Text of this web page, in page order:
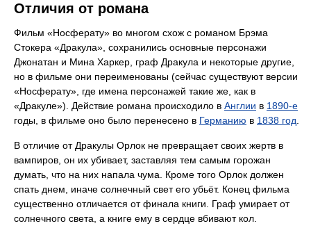
Отличия от романа
Фильм «Носферату» во многом схож с романом Брэма
Стокера «Дракула», сохранились основные персонажи
Джонатан и Мина Харкер, граф Дракула и некоторые другие,
но в фильме они переименованы (сейчас существуют версии
«Носферату», где имена персонажей такие же, как в
«Дракуле»). Действие романа происходило в Англии в 1890-е
годы, в фильме оно было перенесено в Германию в 1838 год
В отличие от Дракулы Орлок не превращает своих жертв в
вампиров, он их убивает, заставляя тем самым горожан
думать, что на них напала чума. Кроме того Орлок должен
спать днем, иначе солнечный свет его убьёт. Конец фильма
существенно отличается от финала книги. Граф умирает от
солнечного света, а книге ему в сердце вбивают кол.